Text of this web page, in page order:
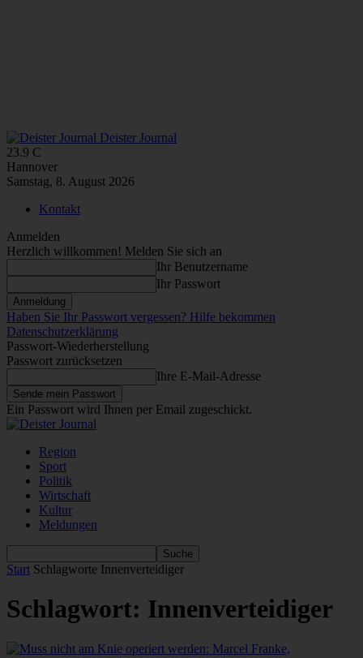
Deister Journal
23.9 C
Hannover
Samstag, 8. August 2026
Kontakt
Anmelden
Herzlich willkommen! Melden Sie sich an
Ihr Benutzername
Ihr Passwort
Haben Sie Ihr Passwort vergessen? Hilfe bekommen
Datenschutzerklärung
Passwort-Wiederherstellung
Passwort zurücksetzen
Ihre E-Mail-Adresse
Ein Passwort wird Ihnen per Email zugeschickt.
Region
Sport
Politik
Wirtschaft
Kultur
Meldungen
Start Schlagworte Innenverteidiger
Schlagwort: Innenverteidiger